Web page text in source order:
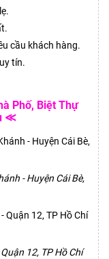
cầu khách hàng.
tín.
Phố, Biệt Thự
≪
- Huyện Cái Bè,
12, TP Hồ Chí